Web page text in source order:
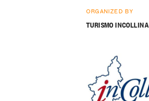
ORGANIZED BY
TURISMO INCOLLINA